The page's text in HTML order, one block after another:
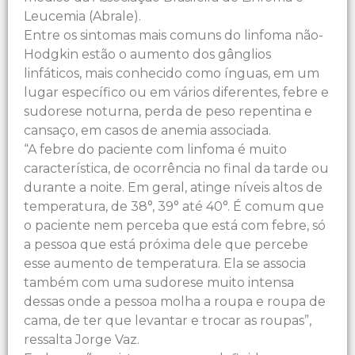
Leucemia (Abrale).
Entre os sintomas mais comuns do linfoma não-
Hodgkin estão o aumento dos gânglios
linfáticos, mais conhecido como ínguas, em um
lugar específico ou em vários diferentes, febre e
sudorese noturna, perda de peso repentina e
cansaço, em casos de anemia associada.
“A febre do paciente com linfoma é muito
característica, de ocorrência no final da tarde ou
durante a noite. Em geral, atinge níveis altos de
temperatura, de 38°, 39° até 40°. É comum que
o paciente nem perceba que está com febre, só
a pessoa que está próxima dele que percebe
esse aumento de temperatura. Ela se associa
também com uma sudorese muito intensa
dessas onde a pessoa molha a roupa e roupa de
cama, de ter que levantar e trocar as roupas”,
ressalta Jorge Vaz.